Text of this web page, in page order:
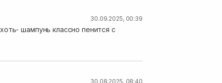
30.09.2025, 00:39
шампунь классно пенится с
30.08.2025, 08:40